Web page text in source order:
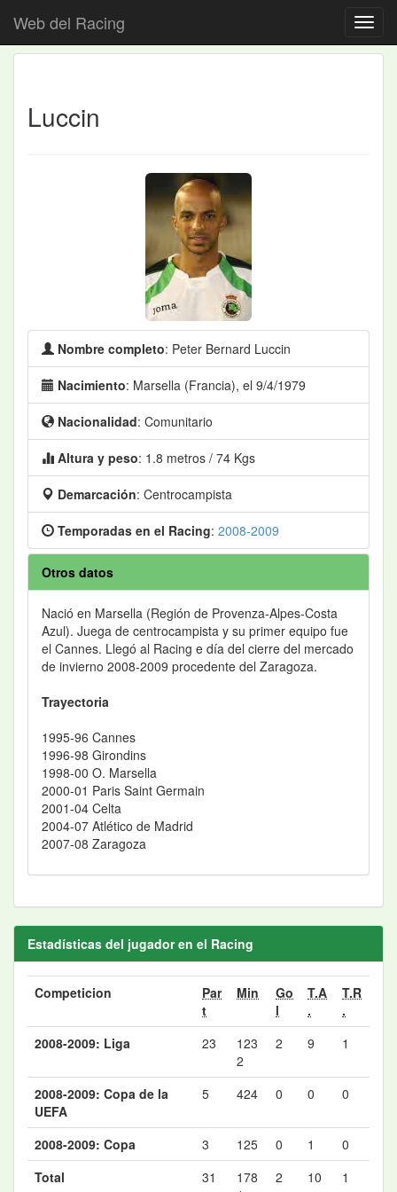
Web del Racing
Luccin
Nombre completo: Peter Bernard Luccin
Nacimiento: Marsella (Francia), el 9/4/1979
Nacionalidad: Comunitario
Altura y peso: 1.8 metros / 74 Kgs
Demarcación: Centrocampista
Temporadas en el Racing: 2008-2009
Otros datos
Nació en Marsella (Región de Provenza-Alpes-Costa
Azul). Juega de centrocampista y su primer equipo fue
el Cannes. Llegó al Racing e día del cierre del mercado
de invierno 2008-2009 procedente del Zaragoza.
Trayectoria
1995-96 Cannes
1996-98 Girondins
1998-00 O. Marsella
2000-01 Paris Saint Germain
2001-04 Celta
2004-07 Atlético de Madrid
2007-08 Zaragoza
Estadísticas del jugador en el Racing
Competicion
Par
t
Min
Go
l
T.A
.
T.R
.
2008-2009: Liga
23
123
2
2 9 1
2008-2009: Copa de la
UEFA
5 424 0 0 0
2008-2009: Copa 3 125 0 1
0
Total
31
178
2 10 1